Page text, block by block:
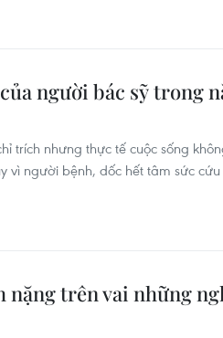
người bác sỹ trong
trích nhưng thực tế cuộc sống
vì người bệnh, dốc hết tâm sức
nặng trên vai những